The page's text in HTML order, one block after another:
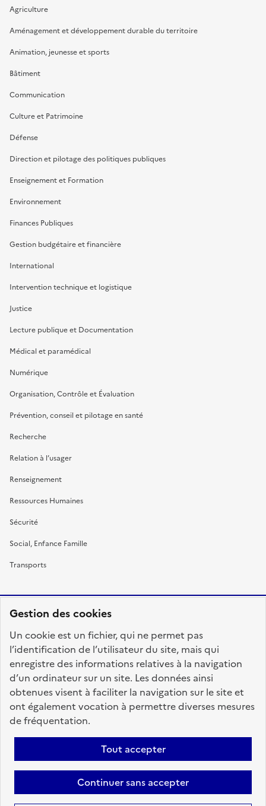
Gestion des cookies
Un cookie est un fichier, qui ne permet pas
l’identification de l’utilisateur du site, mais qui
enregistre des informations relatives à la navigation
d’un ordinateur sur un site. Les données ainsi
obtenues visent à faciliter la navigation sur le site et
ont également vocation à permettre diverses mesures
de fréquentation.
Tout accepter
Continuer sans accepter
Agriculture
Aménagement et développement durable du territoire
Animation, jeunesse et sports
Bâtiment
Communication
Culture et Patrimoine
Défense
Direction et pilotage des politiques publiques
Enseignement et Formation
Environnement
Finances Publiques
Gestion budgétaire et financière
International
Intervention technique et logistique
Justice
Lecture publique et Documentation
Médical et paramédical
Numérique
Organisation, Contrôle et Évaluation
Prévention, conseil et pilotage en santé
Recherche
Relation à l’usager
Renseignement
Ressources Humaines
Sécurité
Social, Enfance Famille
Transports
FRANÇAISE
fonction-publique.gouv.fr
legifrance.gouv.fr
gouvernement.fr
Accessibilité : totalement conforme
Personnaliser les cookies
Mentions légales Contact
candidats